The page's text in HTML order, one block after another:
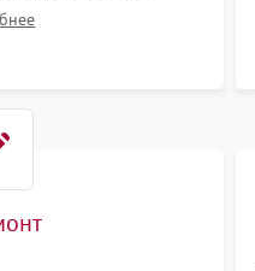
на все ваши